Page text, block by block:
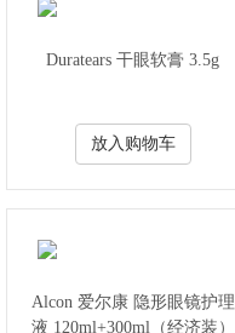
Duratears 干眼软膏 3.5g
放入购物车
Alcon 爱尔康 隐形眼镜护理
液 120ml+300ml（经济装）